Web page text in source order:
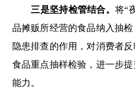
三是坚持检管结合。将“
品摊贩所经营的食品纳入抽
隐患排查的作用，对消费者
食品重点抽样检验，进一步
能力。